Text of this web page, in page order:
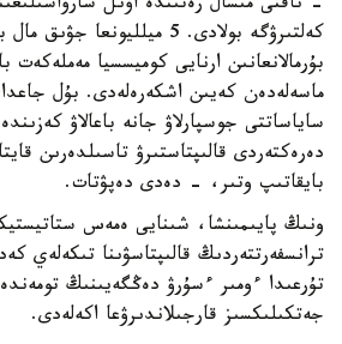
- ناقتى مىسال رەتىندە اۋىل
كەلتىرۋگە بولادى. 5
بۇرمالانعانىن ارنايى كوميسسيا
ماسەلەدەن كەيىن اشكەرەلەدى. بۇل
ساياساتتى جوسپارلاۋ جانە باعالاۋ كەزىندە
دەرەكتەردى قالىپتاستىرۋ تاسىلدەرىن
بايقاتىپ وتىر، - دەدى دەپۋتات.
ونىڭ پايىمىنشا، شىنايى ەمەس
ترانسفەرتتەردىڭ قالىپتاسۋىنا تىكەلەي
تۇرعىدا ءومىر ءسۇرۋ دەڭگەيىنىڭ
جەتكىلىكسىز قارجىلاندىرۋعا اكەلەدى.